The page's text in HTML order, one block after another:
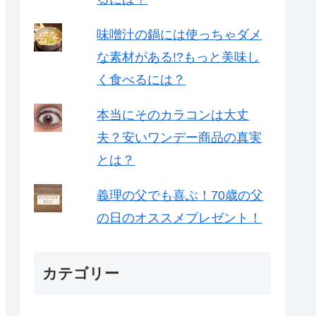
味噌汁の鍋には使っちゃダメ
な素材がある!?もっと美味し
く食べるには？
本当にそのカラコンは大丈
夫？安いワンデー商品の真実
とは？
義理の父でも喜ぶ！70歳の父
の日のオススメプレゼント！
カテゴリー